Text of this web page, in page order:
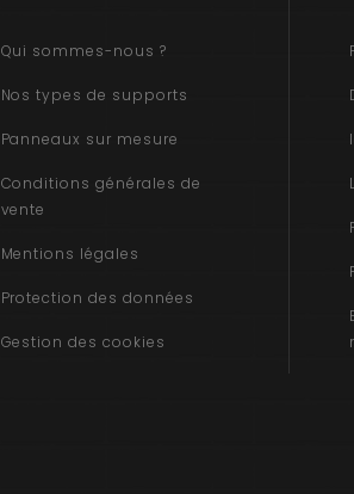
Qui sommes-nous ?
Nos types de supports
Panneaux sur mesure
Conditions générales de
vente
Mentions légales
Protection des données
Gestion des cookies